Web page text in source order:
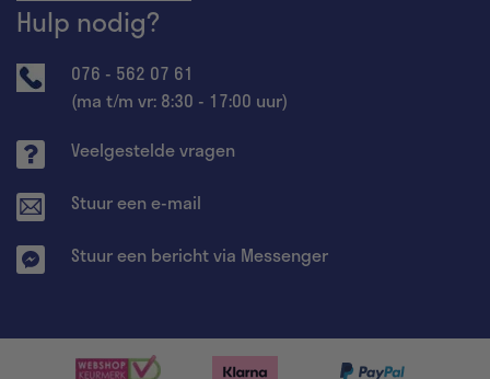
Hulp nodig?
076 - 562 07 61
(ma t/m vr: 8:30 - 17:00 uur)
Veelgestelde vragen
Stuur een e-mail
Stuur een bericht via Messenger